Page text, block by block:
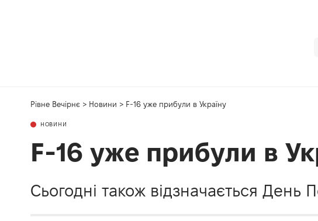
Рівне Вечірнє > Новини > F-16 уже прибули в Україну
НОВИНИ
F-16 уже прибули в
Сьогодні також відзначається День